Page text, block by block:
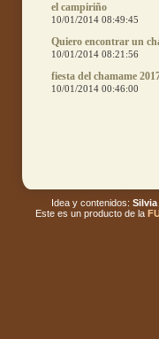
el campiriño
10/01/2014 08:49:45
Quiero encontrar un
10/01/2014 08:21:56
fiesta del chamame
10/01/2014 00:46:00
Idea y contenidos:
Este es un producto de la